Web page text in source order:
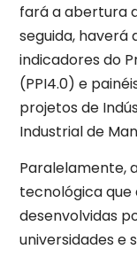
fará a abertura
seguida, haverá
indicadores do
(PPI4.0) e
projetos de
Industrial de
Paralelamente,
tecnológica
desenvolvidas
universidades e